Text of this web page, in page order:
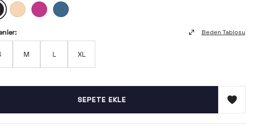
Beden Tablosu
M L XL
SEPETE EKLE